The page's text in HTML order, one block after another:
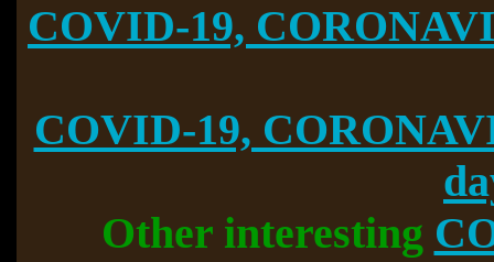
COVID-19,
COVID-19,
Other interesting